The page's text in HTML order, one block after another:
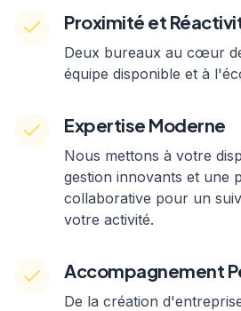
Proximité et
Deux bureaux au cœur
équipe disponible et à
Expertise Moderne
Nous mettons à votre
gestion innovants et une
collaborative pour un
votre activité.
Accompagnement
De la création